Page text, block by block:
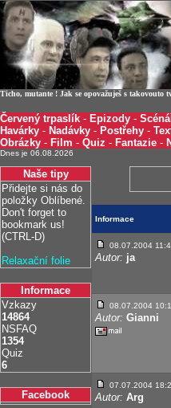
Ticho, mutante ! Jak se opovažuješ s
Červený trpaslík - Epizody -
Havárky - Nadávky - Postřehy -
Obrázky - Film - Quiz - Fantazie -
Dnes je 06.08.2026
Naše tipy
Přidejte si nás do
položky Oblíbené.
Don't forget to
bookmark us!
(CTRL-D)
Relaxační folie
Informace
Vzkazy
14864
NSFAQ
1354
Quiz
6
Facebook
Informace
08.07.2004
Autor: ja
08.07.2004
Autor: Gianni
07.07.2004
Autor: Arg